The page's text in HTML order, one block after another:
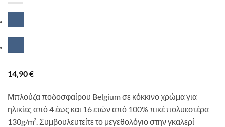
14,90€
Μπλούζα ποδοσφαίρου Belgium σε κόκκινο χρώμα για
ηλικίες από 4 έως και 16 ετών από 100% πικέ πολυεστέρα
130g/m². Συμβουλευτείτε το μεγεθολόγιο στην γκαλερί